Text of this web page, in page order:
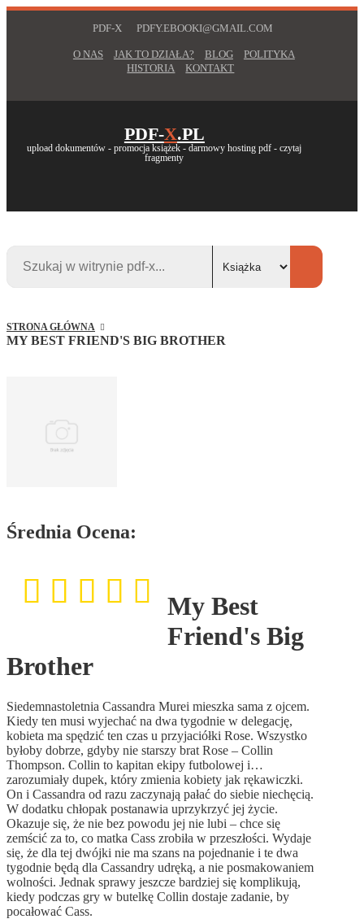
PDF-X PDFY.EBOOKI@GMAIL.COM
O NAS JAK TO DZIAŁA? BLOG
POLITYKA
HISTORIA
KONTAKT
PDF-X.PL
upload dokumentów - promocja książek - darmowy hosting pdf - czytaj
fragmenty
STRONA GŁÓWNA
MY BEST FRIEND'S BIG BROTHER
Średnia Ocena:
My Best
Friend's Big
Brother
Siedemnastoletnia Cassandra Murei mieszka sama z ojcem.
Kiedy ten musi wyjechać na dwa tygodnie w delegację,
kobieta ma spędzić ten czas u przyjaciółki Rose. Wszystko
byłoby dobrze, gdyby nie starszy brat Rose – Collin
Thompson. Collin to kapitan ekipy futbolowej i…
zarozumiały dupek, który zmienia kobiety jak rękawiczki.
On i Cassandra od razu zaczynają pałać do siebie niechęcią.
W dodatku chłopak postanawia uprzykrzyć jej życie.
Okazuje się, że nie bez powodu jej nie lubi – chce się
zemścić za to, co matka Cass zrobiła w przeszłości. Wydaje
się, że dla tej dwójki nie ma szans na pojednanie i te dwa
tygodnie będą dla Cassandry udręką, a nie posmakowaniem
wolności. Jednak sprawy jeszcze bardziej się komplikują,
kiedy podczas gry w butelkę Collin dostaje zadanie, by
pocałować Cass.